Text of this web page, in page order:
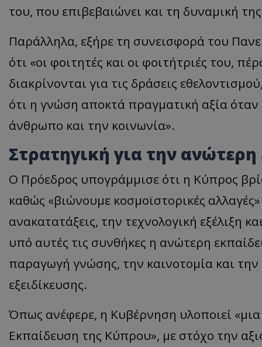
του, που επιβεβαιώνει και τη δυναμική
Παράλληλα, εξήρε τη συνεισφορά του
ότι «οι φοιτητές και οι φοιτήτριές του,
διακρίνονται για τις δράσεις
ότι η γνώση αποκτά πραγματική αξία
άνθρωπο και την κοινωνία».
Στρατηγική για την
Ο Πρόεδρος υπογράμμισε ότι η Κύπρος
καθώς «βιώνουμε κοσμοϊστορικές
ανακατατάξεις, την τεχνολογική εξέλιξη
υπό αυτές τις συνθήκες η ανώτερη
παραγωγή γνώσης, την καινοτομία και
εξειδίκευσης.
Όπως ανέφερε, η Κυβέρνηση υλοποιεί
Εκπαίδευση της Κύπρου», με στόχο την
ASP.NET_SessionId
__cf_bm
ASP.NET_SessionId